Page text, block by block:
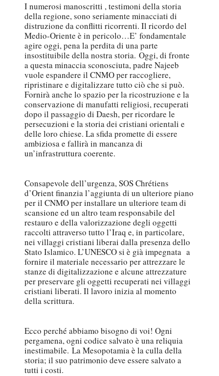
I numerosi manoscritti , testimoni della storia
della regione, sono seriamente minacciati di
distruzione da conflitti ricorrenti. Il ricordo del
Medio-Oriente è in pericolo…E’ fondamentale
agire oggi, pena la perdita di una parte
insostituibile della nostra storia. Oggi, di fronte
a questa minaccia sconosciuta, padre Najeeb
vuole espandere il CNMO per raccogliere,
ripristinare e digitalizzare tutto ciò che si può.
Fornirà anche lo spazio per la ricostruzione e la
conservazione di manufatti religiosi, recuperati
dopo il passaggio di Daesh, per ricordare le
persecuzioni e la storia dei cristiani orientali e
delle loro chiese. La sfida promette di essere
ambiziosa e fallirà in mancanza di
un’infrastruttura coerente.
Consapevole dell’urgenza, SOS Chrétiens
d’Orient finanzia l’aggiunta di un ulteriore piano
per il CNMO per installare un ulteriore team di
scansione ed un altro team responsabile del
restauro e della valorizzazione degli oggetti
raccolti attraverso tutto l’Iraq e, in particolare,
nei villaggi cristiani liberai dalla presenza dello
Stato Islamico. L’UNESCO si è già impegnata a
fornire il materiale necessario per attrezzare le
stanze di digitalizzazione e alcune attrezzature
per preservare gli oggetti recuperati nei villaggi
cristiani liberati. Il lavoro inizia al momento
della scrittura.
Ecco perché abbiamo bisogno di voi! Ogni
pergamena, ogni codice salvato è una reliquia
inestimabile. La Mesopotamia è la culla della
storia; il suo patrimonio deve essere salvato a
tutti i costi.